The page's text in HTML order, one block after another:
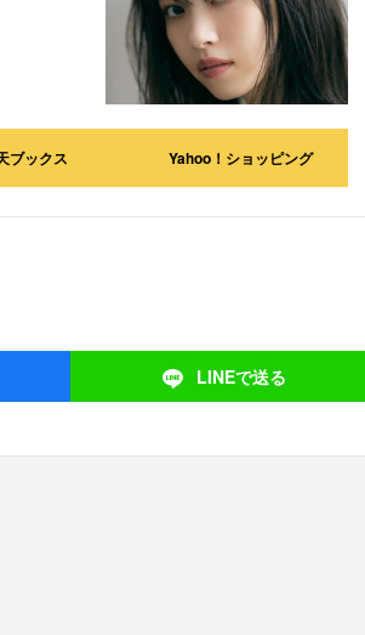
ブックス Yahoo！ショッピング
LINEで送る